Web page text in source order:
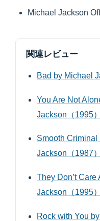
Michael Jackson
関連レビュー
Bad by Michael
You Are Not
Jackson（1995
Smooth Criminal
Jackson（1987
They Don’t Care
Jackson（1995
Rock with You